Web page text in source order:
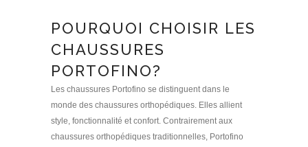
POURQUOI CHOISIR LES
CHAUSSURES
PORTOFINO?
Les chaussures Portofino se distinguent dans le
monde des chaussures orthopédiques. Elles allient
style, fonctionnalité et confort. Contrairement aux
chaussures orthopédiques traditionnelles, Portofino